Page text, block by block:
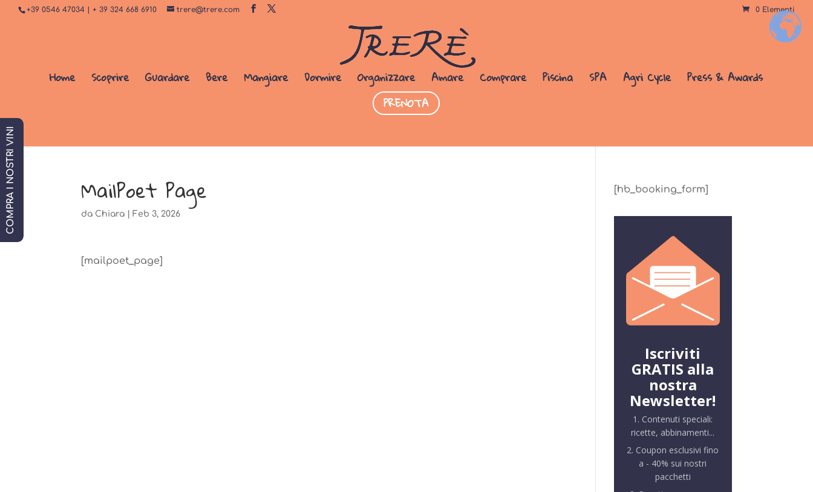
+39 0546 47034 | + 39 324 668 6910 trere@trere.com 0 Elementi
Home Scoprire Guardare Bere Mangiare Dormire Organizzare Amare Comprare Piscina SPA Agri Cycle
Press & Awards
PRENOTA
MailPoet Page
da Chiara Feb 3, 2026
[mailpoet_page]
[hb_booking_form]
Iscriviti
GRATIS alla
nostra
Newsletter!
1. Contenuti speciali:
ricette, abbinamenti...
2. Coupon esclusivi fino
a - 40% sui nostri
pacchetti
+
COMPRA I NOSTRI VINI